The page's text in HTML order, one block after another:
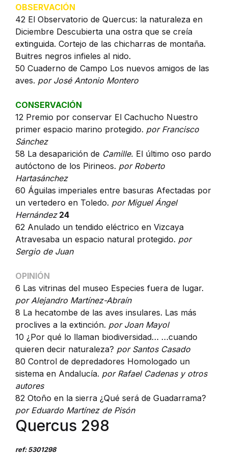
OBSERVACIÓN
42 El Observatorio de Quercus: la naturaleza en
Diciembre Descubierta una ostra que se creía
extinguida. Cortejo de las chicharras de montaña.
Buitres negros infieles al nido.
50 Cuaderno de Campo Los nuevos amigos de las
aves. por José Antonio Montero
CONSERVACIÓN
12 Premio por conservar El Cachucho Nuestro
primer espacio marino protegido. por Francisco
Sánchez
58 La desaparición de Camille. El último oso pardo
autóctono de los Pirineos. por Roberto
Hartasánchez
60 Águilas imperiales entre basuras Afectadas por
un vertedero en Toledo. por Miguel Ángel
Hernández24
62 Anulado un tendido eléctrico en Vizcaya
Atravesaba un espacio natural protegido. por
Sergio de Juan
OPINIÓN
6 Las vitrinas del museo Especies fuera de lugar.
por Alejandro Martínez-Abraín
8 La hecatombe de las aves insulares. Las más
proclives a la extinción. por Joan Mayol
10 ¿Por qué lo llaman biodiversidad… …cuando
quieren decir naturaleza? por Santos Casado
80 Control de depredadores Homologado un
sistema en Andalucía. por Rafael Cadenas y otros
autores
82 Otoño en la sierra ¿Qué será de Guadarrama?
por Eduardo Martínez de Pisón
Quercus 298
ref: 5301298